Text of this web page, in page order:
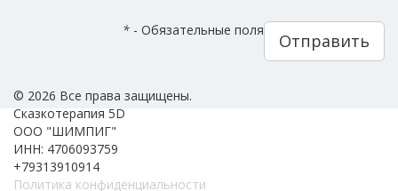
* - Обязательные поля
Отправить
© 2026 Все права защищены.
Сказкотерапия 5D
ООО "ШИМПИГ"
ИНН: 4706093759
+79313910914
Политика конфиденциальности